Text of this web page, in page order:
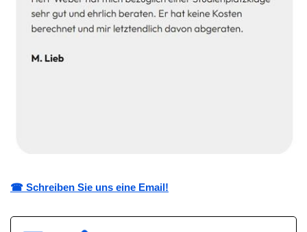
☎ Schreiben Sie uns eine Email!